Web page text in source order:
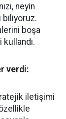
neyin
biliyoruz.
boşa
verdi:
iletişimi